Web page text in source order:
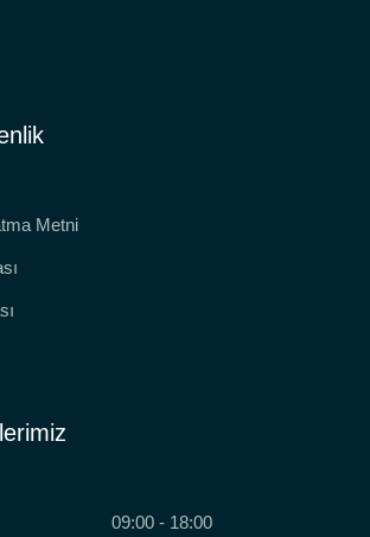
Metni
09:00 - 18:00